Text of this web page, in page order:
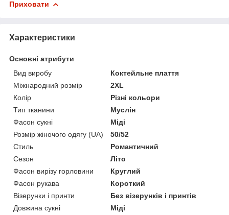
Приховати
Характеристики
Основні атрибути
Вид виробу
Коктейльне плаття
Міжнародний розмір
2XL
Колір
Різні кольори
Тип тканини
Муслін
Фасон сукні
Міді
Розмір жіночого одягу (UA)
50/52
Стиль
Романтичний
Сезон
Літо
Фасон вирізу горловини
Круглий
Фасон рукава
Короткий
Візерунки і принти
Без візерунків і принтів
Довжина сукні
Міді